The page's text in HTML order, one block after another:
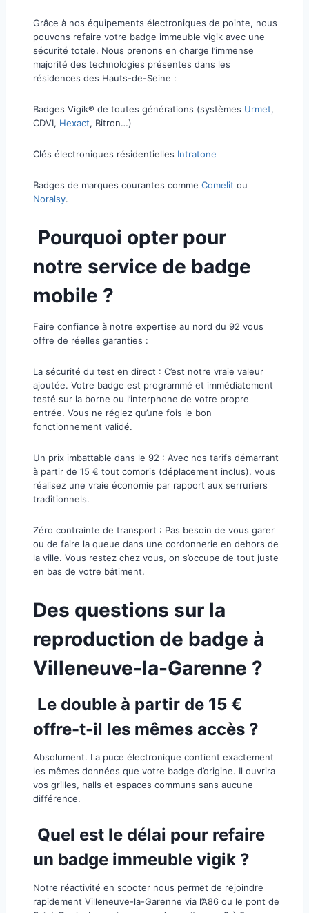
​Grâce à nos équipements électroniques de pointe, nous
pouvons refaire votre badge immeuble vigik avec une
sécurité totale. Nous prenons en charge l’immense
majorité des technologies présentes dans les
résidences des Hauts-de-Seine :
​Badges Vigik® de toutes générations (systèmes Urmet,
CDVI, Hexact, Bitron…)
​Clés électroniques résidentielles Intratone
​Badges de marques courantes comme Comelit ou
Noralsy.
Pourquoi opter pour
notre service de badge
mobile ?
​Faire confiance à notre expertise au nord du 92 vous
offre de réelles garanties :
​La sécurité du test en direct : C’est notre vraie valeur
ajoutée. Votre badge est programmé et immédiatement
testé sur la borne ou l’interphone de votre propre
entrée. Vous ne réglez qu’une fois le bon
fonctionnement validé.
​Un prix imbattable dans le 92 : Avec nos tarifs démarrant
à partir de 15 € tout compris (déplacement inclus), vous
réalisez une vraie économie par rapport aux serruriers
traditionnels.
​Zéro contrainte de transport : Pas besoin de vous garer
ou de faire la queue dans une cordonnerie en dehors de
la ville. Vous restez chez vous, on s’occupe de tout juste
en bas de votre bâtiment.
​Des questions sur la
reproduction de badge à
Villeneuve-la-Garenne ?
Le double à partir de 15 €
offre-t-il les mêmes accès ?
Absolument. La puce électronique contient exactement
les mêmes données que votre badge d’origine. Il ouvrira
vos grilles, halls et espaces communs sans aucune
différence.
​ Quel est le délai pour refaire
un badge immeuble vigik ?
Notre réactivité en scooter nous permet de rejoindre
rapidement Villeneuve-la-Garenne via l’A86 ou le pont de